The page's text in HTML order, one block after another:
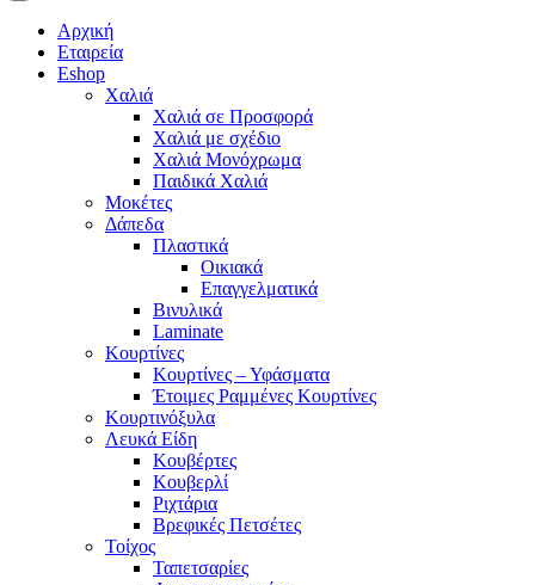
Αρχική
Εταιρεία
Eshop
Χαλιά
Χαλιά σε Προσφορά
Χαλιά με σχέδιο
Χαλιά Μονόχρωμα
Παιδικά Χαλιά
Μοκέτες
Δάπεδα
Πλαστικά
Οικιακά
Επαγγελματικά
Βινυλικά
Laminate
Κουρτίνες
Κουρτίνες – Υφάσματα
Έτοιμες Ραμμένες Κουρτίνες
Κουρτινόξυλα
Λευκά Είδη
Κουβέρτες
Κουβερλί
Ριχτάρια
Βρεφικές Πετσέτες
Τοίχος
Ταπετσαρίες